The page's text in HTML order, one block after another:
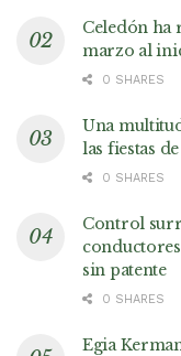
Celedón ha
marzo al
0 SHARES
Una
las fiestas
0 SHARES
Control
sin patente
0 SHARES
Egia